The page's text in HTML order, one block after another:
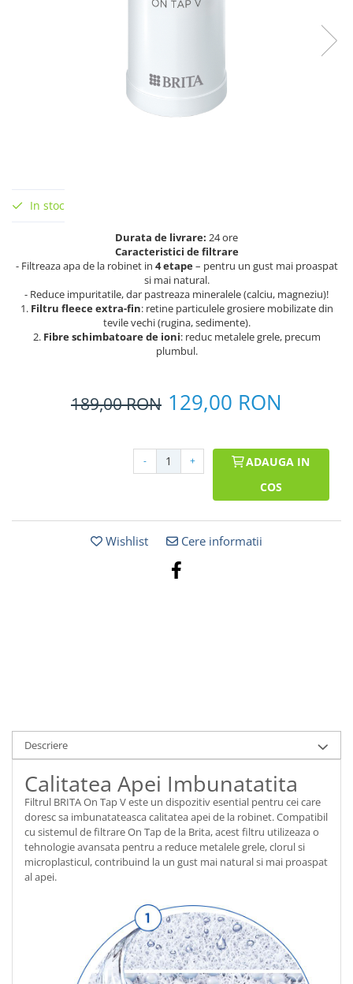
In stoc
Durata de livrare: 24 ore
Caracteristici de filtrare
- Filtreaza apa de la robinet in 4 etape– pentru un gust mai proaspat
si mai natural.
- Reduce impuritatile, dar pastreaza mineralele (calciu, magneziu)!
1. Filtru fleece extra-fin: retine particulele grosiere mobilizate din
tevile vechi (rugina, sedimente).
2. Fibre schimbatoare de ioni: reduc metalele grele, precum
plumbul.
189,00RON 129,00 RON
- +
ADAUGA IN
COS
Wishlist Cere informatii
Descriere
Calitatea Apei Imbunatatita
Filtrul BRITA On Tap V este un dispozitiv esential pentru cei care
doresc sa imbunatateasca calitatea apei de la robinet. Compatibil
cu sistemul de filtrare On Tap de la Brita, acest filtru utilizeaza o
tehnologie avansata pentru a reduce metalele grele, clorul si
microplasticul, contribuind la un gust mai natural si mai proaspat
al apei.